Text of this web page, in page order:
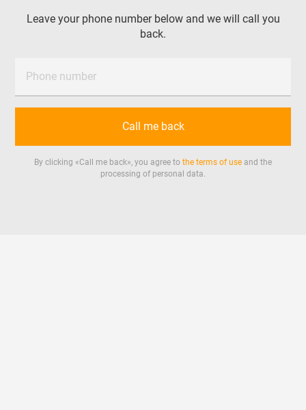
Leave your phone number below and we will call you
back.
Phone number
Call me back
By clicking «Call me back», you agree to the terms of use and the
processing of personal data.